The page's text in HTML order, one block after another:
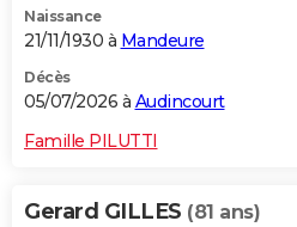
Naissance
21/11/1930 à Mandeure
Décès
05/07/2026 à Audincourt
Famille PILUTTI
Gerard GILLES (81 ans)